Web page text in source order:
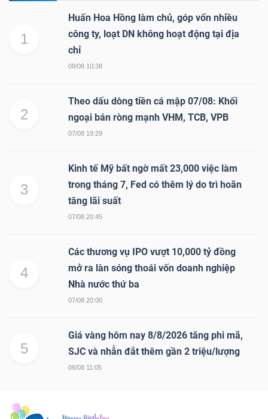
1
Huấn Hoa Hồng làm chủ, góp vốn nhiều
công ty, loạt DN không hoạt động tại địa
chỉ
08/08 10:38
2
Theo dấu dòng tiền cá mập 07/08: Khối
ngoại bán ròng mạnh VHM, TCB, VPB
07/08 19:29
3
Kinh tế Mỹ bất ngờ mất 23,000 việc làm
trong tháng 7, Fed có thêm lý do trì hoãn
tăng lãi suất
07/08 20:45
4
Các thương vụ IPO vượt 10,000 tỷ đồng
mở ra làn sóng thoái vốn doanh nghiệp
Nhà nước thứ ba
07/08 20:00
5
Giá vàng hôm nay 8/8/2026 tăng phi mã,
SJC và nhẫn đắt thêm gần 2 triệu/lượng
08/08 11:05